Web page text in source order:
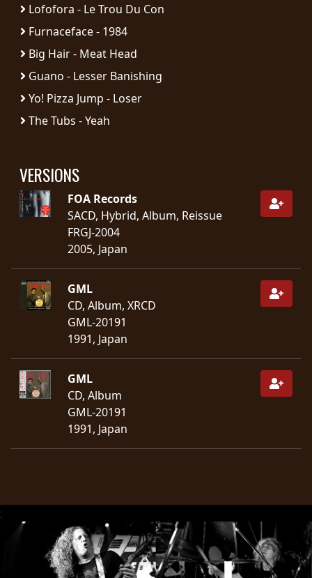
CHOISIR
UN
THÈME
MORGOTH
TALES
ANACHRONISM
SYNCHRO
ANARCHY
MACHINE
NOTHINGFACE
DIMENSION
Lofofora - Le Trou Du Con
Furnaceface - 1984
Big Hair - Meat Head
Guano - Lesser Banishing
Yo! Pizza Jump - Loser
The Tubs - Yeah
VERSIONS
FOA Records
SACD, Hybrid, Album, Reissue
FRGJ-2004
2005, Japan
GML
CD, Album, XRCD
GML-20191
1991, Japan
GML
CD, Album
GML-20191
1991, Japan
;